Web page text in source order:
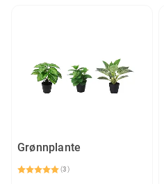
Grønnplante
Karakter:
(3)
5.0 av 5 mulige